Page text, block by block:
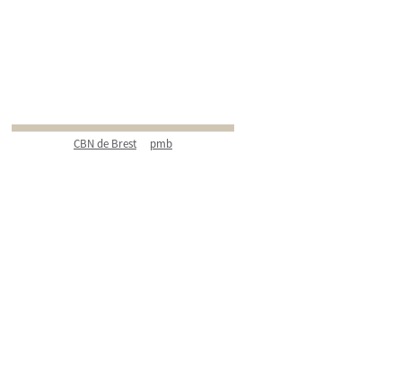
CBN de Brest pmb